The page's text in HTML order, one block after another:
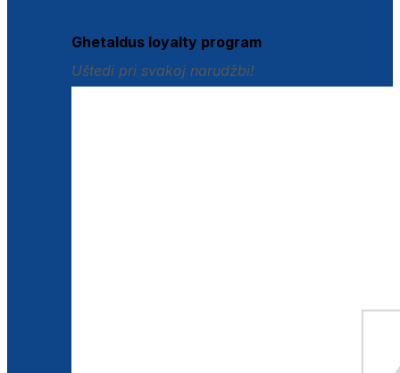
Ghetaldus loyalty program
Uštedi pri svakoj narudžbi!